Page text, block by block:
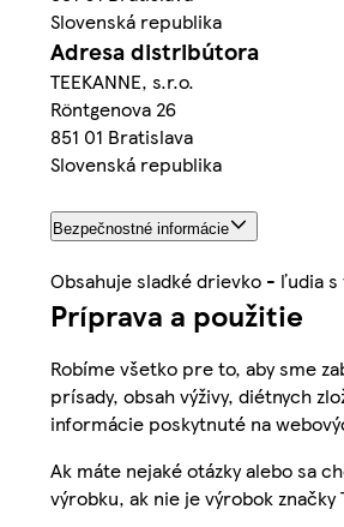
Slovenská republika
Adresa distribútora
TEEKANNE, s.r.o.
Röntgenova 26
851 01 Bratislava
Slovenská republika
Bezpečnostné informácie
Obsahuje sladké drievko - ľudia
Príprava a použitie
Robíme všetko pre to, aby sme
prísady, obsah výživy, diétnych
informácie poskytnuté na
Ak máte nejaké otázky alebo sa
výrobku, ak nie je výrobok značky